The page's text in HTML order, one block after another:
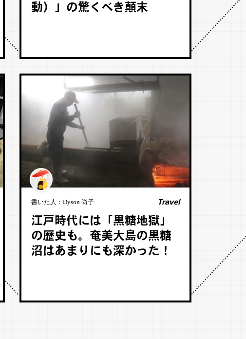
動）」の驚くべき顛末
書いた人： Dyson 尚子 Travel
江戸時代には「黒糖地獄」
の歴史も。奄美大島の黒糖
沼はあまりにも深かった！